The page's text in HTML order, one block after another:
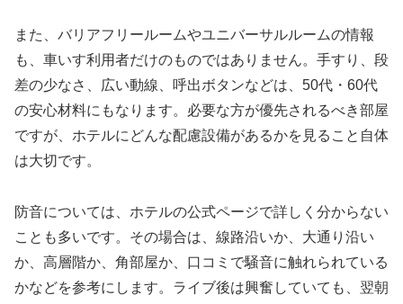
また、バリアフリールームやユニバーサルルームの情報
も、車いす利用者だけのものではありません。手すり、段
差の少なさ、広い動線、呼出ボタンなどは、50代・60代
の安心材料にもなります。必要な方が優先されるべき部屋
ですが、ホテルにどんな配慮設備があるかを見ること自体
は大切です。
防音については、ホテルの公式ページで詳しく分からない
ことも多いです。その場合は、線路沿いか、大通り沿い
か、高層階か、角部屋か、口コミで騒音に触れられている
かなどを参考にします。ライブ後は興奮していても、翌朝